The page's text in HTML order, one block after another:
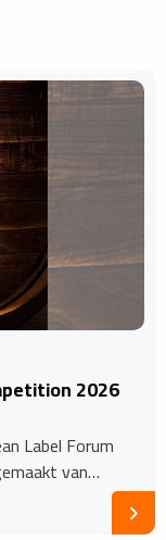
2026
Label Forum
van…